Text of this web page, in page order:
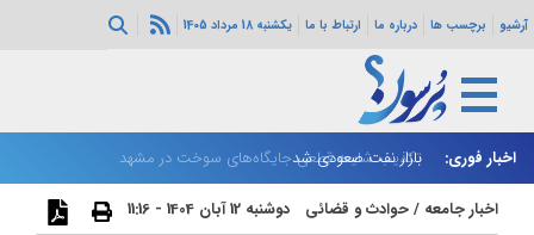
آرشیو برچسب ها درباره ما ارتباط با ما یکشنبه 18 مرداد 1405
اخبار فوری: تکذیب شایعه قطعی جایگاه‌های سوخت در مشهد
بازار نفت صعودی شد
اخبار جامعه /حوادث و قضائی دوشنبه 12 آبان 1404 - 11:16